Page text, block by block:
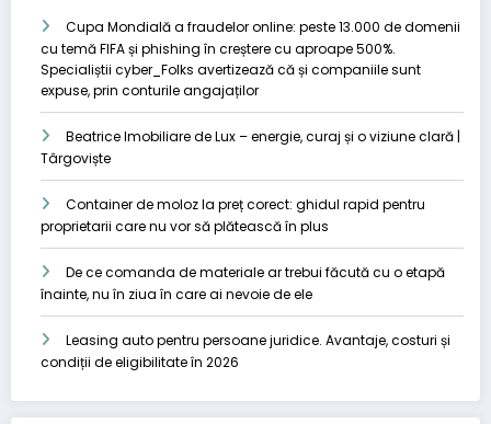
Cupa Mondială a fraudelor online: peste 13.000 de domenii
cu temă FIFA și phishing în creștere cu aproape 500%.
Specialiștii cyber_Folks avertizează că și companiile sunt
expuse, prin conturile angajaților
Beatrice Imobiliare de Lux – energie, curaj și o viziune clară |
Târgoviște
Container de moloz la preț corect: ghidul rapid pentru
proprietarii care nu vor să plătească în plus
De ce comanda de materiale ar trebui făcută cu o etapă
înainte, nu în ziua în care ai nevoie de ele
Leasing auto pentru persoane juridice. Avantaje, costuri și
condiții de eligibilitate în 2026